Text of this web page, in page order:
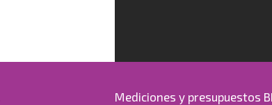
Mediciones y presupuestos